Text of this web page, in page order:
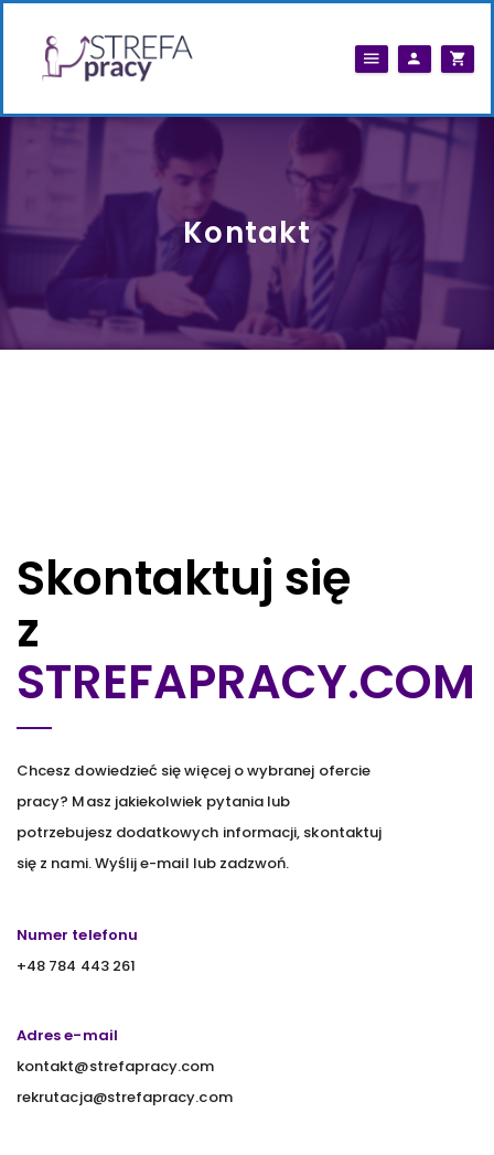
Kontakt
Skontaktuj się
z
STREFAPRACY.COM
Chcesz dowiedzieć się więcej o wybranej ofercie
pracy? Masz jakiekolwiek pytania lub
potrzebujesz dodatkowych informacji, skontaktuj
się z nami. Wyślij e-mail lub zadzwoń.
Numer telefonu
+48 784 443 261
Adres e-mail
kontakt@strefapracy.com
rekrutacja@strefapracy.com